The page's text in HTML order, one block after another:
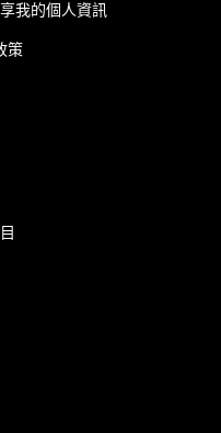
我的個人資訊
策